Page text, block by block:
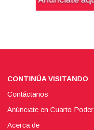
CONTINÚA VISITANDO
Contáctanos
Anúnciate en Cuarto Poder
Acerca de